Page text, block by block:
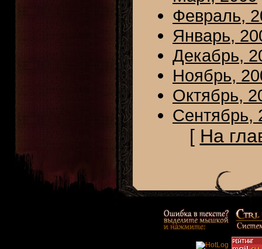
Февраль,
Январь,
Декабрь,
Ноябрь,
Октябрь,
Сентябрь,
[ На